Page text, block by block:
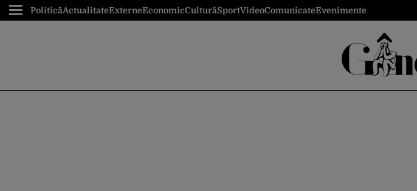
PoliticăActualitateExterneEconomicCulturăSportVideoComunicateEvenimente